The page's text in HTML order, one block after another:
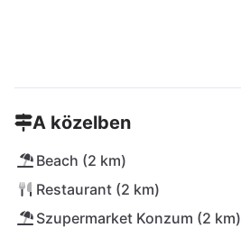
A közelben
Beach (2 km)
Restaurant (2 km)
Szupermarket Konzum (2 km)